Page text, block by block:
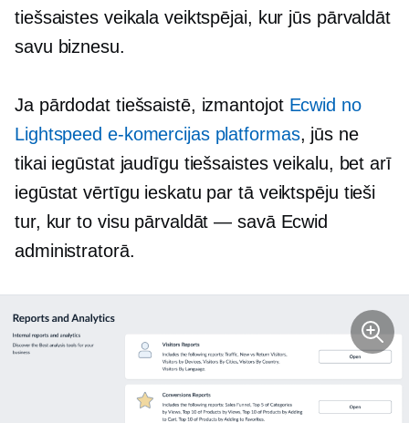
tiešsaistes veikala veiktspējai, kur jūs pārvaldāt
savu biznesu.
Ja pārdodat tiešsaistē, izmantojot Ecwid no
Lightspeed e-komercijas platformas, jūs ne
tikai iegūstat jaudīgu tiešsaistes veikalu, bet arī
iegūstat vērtīgu ieskatu par tā veiktspēju tieši
tur, kur to visu pārvaldāt — savā Ecwid
administratorā.